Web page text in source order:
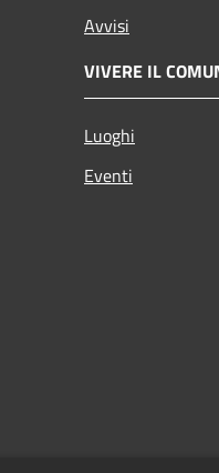
Avvisi
VIVERE IL
Luoghi
Eventi